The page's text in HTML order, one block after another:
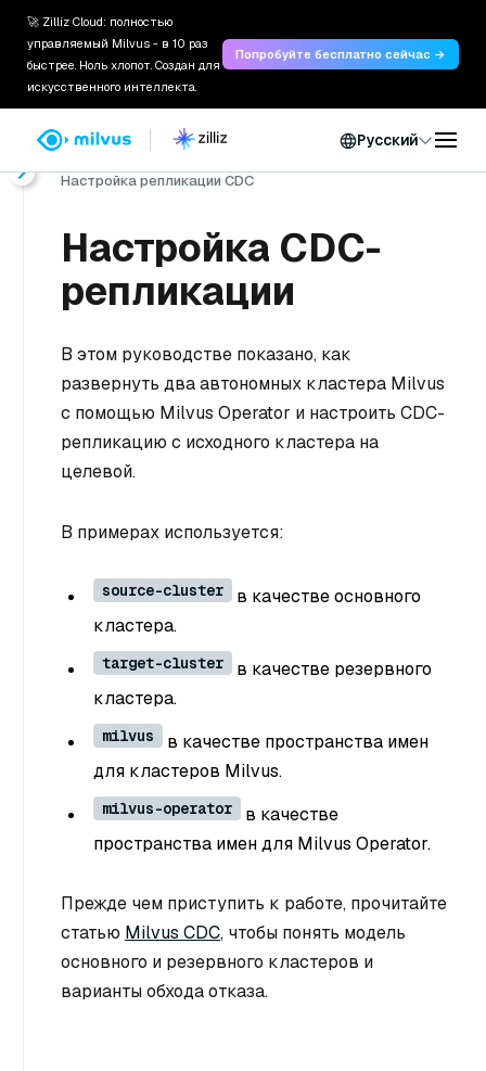
🚀 Zilliz Cloud: полностью
управляемый Milvus - в 10 раз
быстрее. Ноль хлопот. Создан для
искусственного интеллекта.
Попробуйте бесплатно сейчас →
Русский
Настройка репликации CDC
Настройка CDC-
репликации
В этом руководстве показано, как
развернуть два автономных кластера Milvus
с помощью Milvus Operator и настроить CDC-
репликацию с исходного кластера на
целевой.
В примерах используется:
source-cluster
в качестве основного
кластера.
target-cluster
в качестве резервного
кластера.
milvus
в качестве пространства имен
для кластеров Milvus.
milvus-operator
в качестве
пространства имен для Milvus Operator.
Прежде чем приступить к работе, прочитайте
статью Milvus CDC, чтобы понять модель
основного и резервного кластеров и
варианты обхода отказа.